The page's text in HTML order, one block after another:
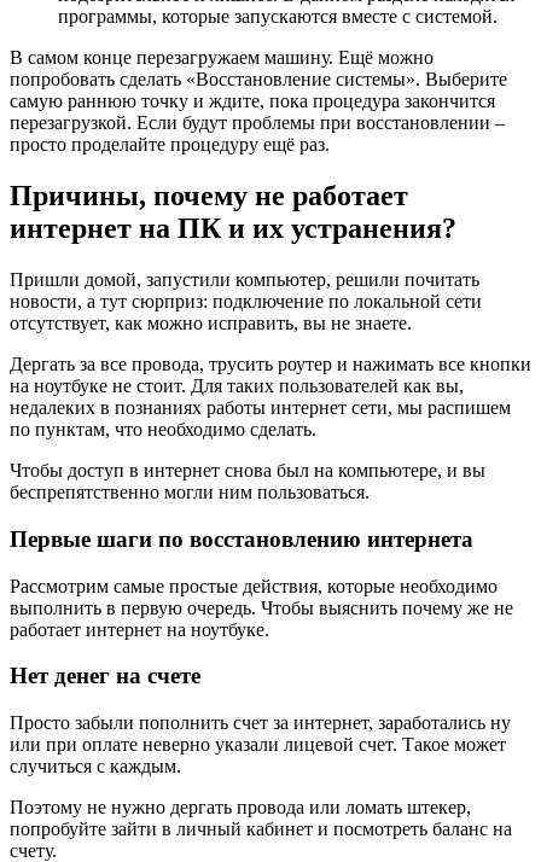
программы, которые запускаются вместе с системой.
В самом конце перезагружаем машину. Ещё можно
попробовать сделать «Восстановление системы». Выберите
самую раннюю точку и ждите, пока процедура закончится
перезагрузкой. Если будут проблемы при восстановлении –
просто проделайте процедуру ещё раз.
Причины, почему не работает
интернет на ПК и их устранения?
Пришли домой, запустили компьютер, решили почитать
новости, а тут сюрприз: подключение по локальной сети
отсутствует, как можно исправить, вы не знаете.
Дергать за все провода, трусить роутер и нажимать все кнопки
на ноутбуке не стоит. Для таких пользователей как вы,
недалеких в познаниях работы интернет сети, мы распишем
по пунктам, что необходимо сделать.
Чтобы доступ в интернет снова был на компьютере, и вы
беспрепятственно могли ним пользоваться.
Первые шаги по восстановлению интернета
Рассмотрим самые простые действия, которые необходимо
выполнить в первую очередь. Чтобы выяснить почему же не
работает интернет на ноутбуке.
Нет денег на счете
Просто забыли пополнить счет за интернет, заработались ну
или при оплате неверно указали лицевой счет. Такое может
случиться с каждым.
Поэтому не нужно дергать провода или ломать штекер,
попробуйте зайти в личный кабинет и посмотреть баланс на
счету.